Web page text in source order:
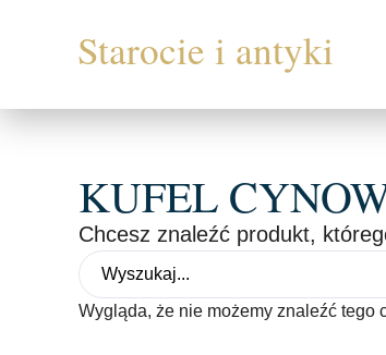
KUFEL
Chcesz znaleźć produkt,
Wygląda, że nie możemy znaleźć tego